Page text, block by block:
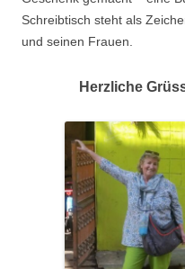
Schreibtisch steht als
und seinen Frauen.
Herzliche